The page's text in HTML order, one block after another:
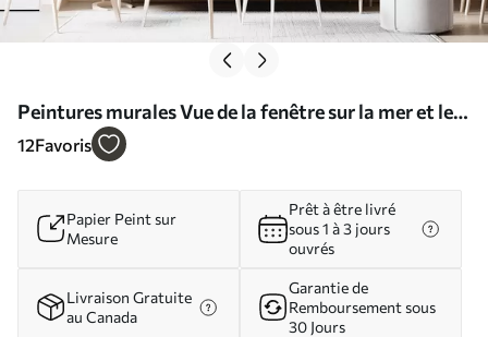
Peintures murales Vue de la fenêtre sur la mer et le
yacht Nr. u54608
12Favoris
Papier Peint sur
Mesure
Prêt à être livré
sous 1 à 3 jours
ouvrés
Livraison Gratuite
au Canada
Garantie de
Remboursement sous
30 Jours